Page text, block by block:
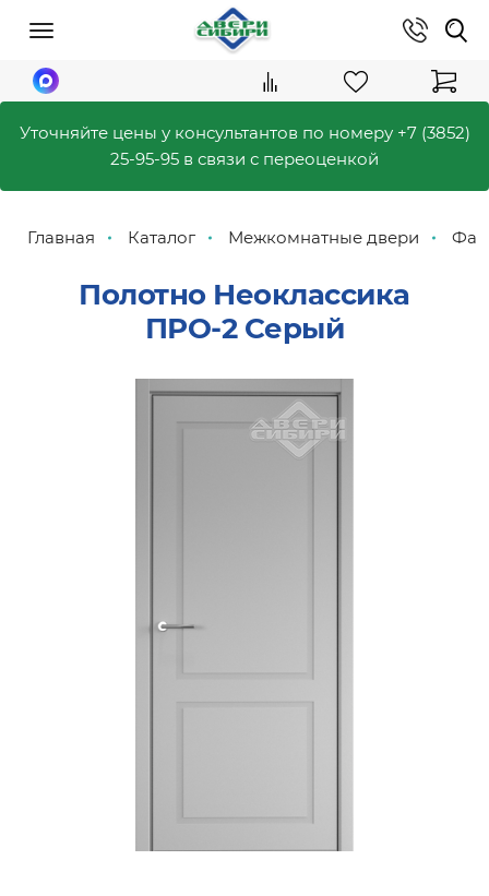
Уточняйте цены у консультантов по номеру +7 (3852)
25-95-95 в связи с переоценкой
Главная Каталог Межкомнатные двери
Полотно Неоклассика
ПРО-2 Серый